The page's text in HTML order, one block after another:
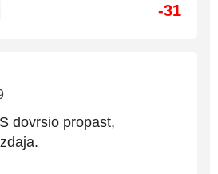
-31
dovrsio propast,